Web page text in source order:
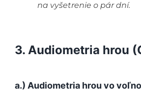
na vyšetrenie o pár dní.
3. Audiometria hrou
a.) Audiometria hrou vo